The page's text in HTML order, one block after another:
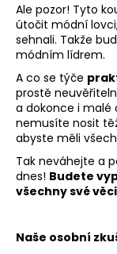
Ale pozor! Tyto
útočit módní
sehnali. Takže
módním lídrem.
A co se týče
prostě
a dokonce i malé
nemusíte nosit
abyste měli
Tak neváhejte a
dnes! Budete
všechny své
Naše osobní